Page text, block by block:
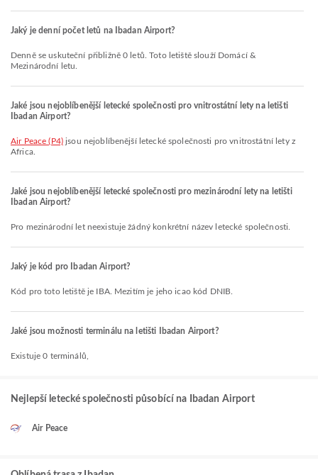
Jaký je denní počet letů na Ibadan Airport?
Denně se uskuteční přibližně 0 letů. Toto letiště slouží Domácí &
Mezinárodní letu.
Jaké jsou nejoblíbenější letecké společnosti pro vnitrostátní lety na letišti
Ibadan Airport?
Air Peace (P4)jsou nejoblíbenější letecké společnosti pro vnitrostátní lety z
Africa.
Jaké jsou nejoblíbenější letecké společnosti pro mezinárodní lety na letišti
Ibadan Airport?
Pro mezinárodní let neexistuje žádný konkrétní název letecké společnosti.
Jaký je kód pro Ibadan Airport?
Kód pro toto letiště je IBA. Mezitím je jeho icao kód DNIB.
Jaké jsou možnosti terminálu na letišti Ibadan Airport?
Existuje 0 terminálů,
Nejlepší letecké společnosti působící na Ibadan Airport
Air Peace